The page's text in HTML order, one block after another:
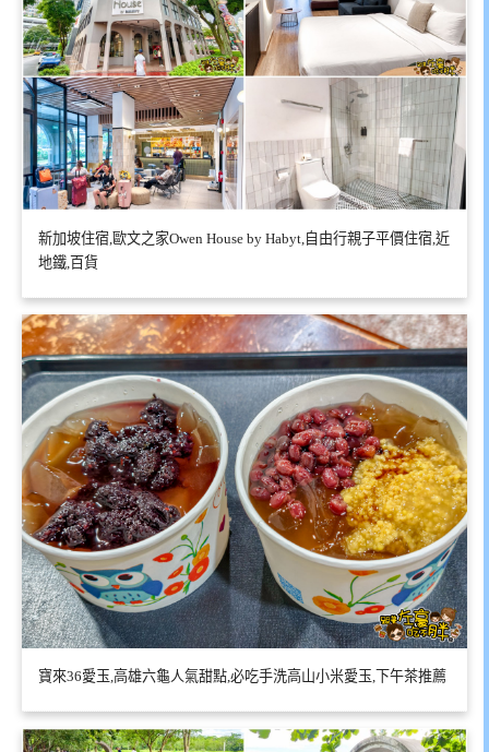
新加坡住宿,歐文之家Owen House by Habyt,自由行親子平價住宿,近
地鐵,百貨
寶來36愛玉,高雄六龜人氣甜點,必吃手洗高山小米愛玉,下午茶推薦